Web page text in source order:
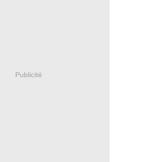
Publicité